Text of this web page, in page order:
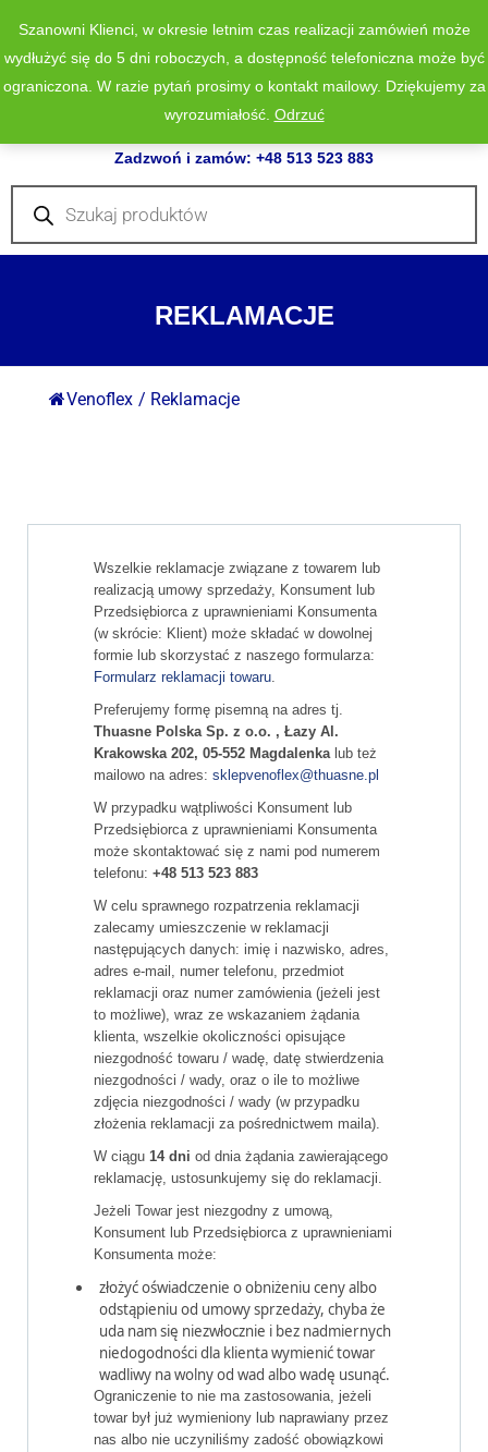
Zadzwoń i zamów: +48 513 523 883
Wyszukiwarka
produktów
REKLAMACJE
Venoflex / Reklamacje
Wszelkie reklamacje związane z towarem lub
realizacją umowy sprzedaży, Konsument lub
Przedsiębiorca z uprawnieniami Konsumenta
(w skrócie: Klient) może składać w dowolnej
formie lub skorzystać z naszego formularza:
Formularz reklamacji towaru.
Preferujemy formę pisemną na adres tj.
Thuasne Polska Sp. z o.o. , Łazy Al.
Krakowska 202, 05-552 Magdalenkalub też
mailowo na adres: sklepvenoflex@thuasne.pl
W przypadku wątpliwości Konsument lub
Przedsiębiorca z uprawnieniami Konsumenta
może skontaktować się z nami pod numerem
telefonu: +48 513 523 883
W celu sprawnego rozpatrzenia reklamacji
zalecamy umieszczenie w reklamacji
następujących danych: imię i nazwisko, adres,
adres e-mail, numer telefonu, przedmiot
reklamacji oraz numer zamówienia (jeżeli jest
to możliwe), wraz ze wskazaniem żądania
klienta, wszelkie okoliczności opisujące
niezgodność towaru / wadę, datę stwierdzenia
niezgodności / wady, oraz o ile to możliwe
zdjęcia niezgodności / wady (w przypadku
złożenia reklamacji za pośrednictwem maila).
W ciągu 14 dni od dnia żądania zawierającego
reklamację, ustosunkujemy się do reklamacji.
Jeżeli Towar jest niezgodny z umową,
Konsument lub Przedsiębiorca z uprawnieniami
Konsumenta może:
złożyć oświadczenie o obniżeniu ceny albo
odstąpieniu od umowy sprzedaży, chyba że
uda nam się niezwłocznie i bez nadmiernych
niedogodności dla klienta wymienić towar
wadliwy na wolny od wad albo wadę usunąć.
Ograniczenie to nie ma zastosowania, jeżeli
towar był już wymieniony lub naprawiany przez
nas albo nie uczyniliśmy zadość obowiązkowi
Szanowni Klienci, w okresie letnim czas realizacji zamówień może
wydłużyć się do 5 dni roboczych, a dostępność telefoniczna może być
ograniczona. W razie pytań prosimy o kontakt mailowy. Dziękujemy za
wyrozumiałość. Odrzuć